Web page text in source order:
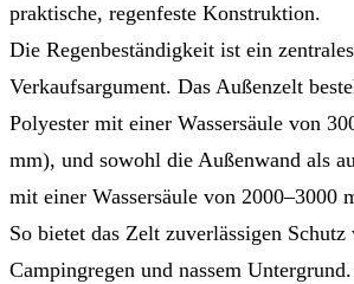
praktische, regenfeste Konstruktion.
Die Regenbeständigkeit ist ein zentrales
Verkaufsargument. Das Außenzelt
Polyester mit einer Wassersäule von
mm), und sowohl die Außenwand als
mit einer Wassersäule von 2000–3000
So bietet das Zelt zuverlässigen
Campingregen und nassem